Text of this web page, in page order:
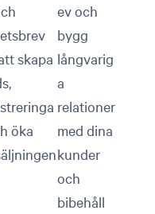
skapa
öka
ev och
bygg
långvarig
a
relationer
med dina
kunder
och
bibehåll